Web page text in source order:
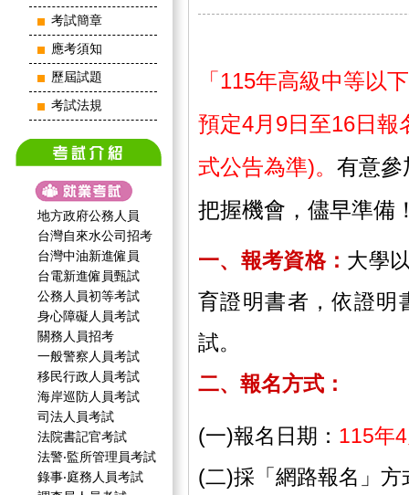
考試簡章
應考須知
歷屆試題
考試法規
地方政府公務人員
台灣自來水公司招考
台灣中油新進僱員
台電新進僱員甄試
公務人員初等考試
身心障礙人員考試
關務人員招考
一般警察人員考試
移民行政人員考試
海岸巡防人員考試
司法人員考試
法院書記官考試
法警‧監所管理員考試
錄事‧庭務人員考試
「115年高級中等以
預定4月9日至16日報
式公告為準)。 有意參
把握機會，儘早準備
一、報考資格： 大學
育證明書者，依證明
試。
二、報名方式：
(一)報名日期： 115年
(二)採「網路報名」